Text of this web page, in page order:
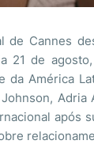
Cannes
21 de
da América
Adria
após